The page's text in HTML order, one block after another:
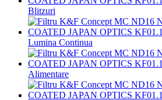
Blitzuri
Lumina Continua
Alimentare